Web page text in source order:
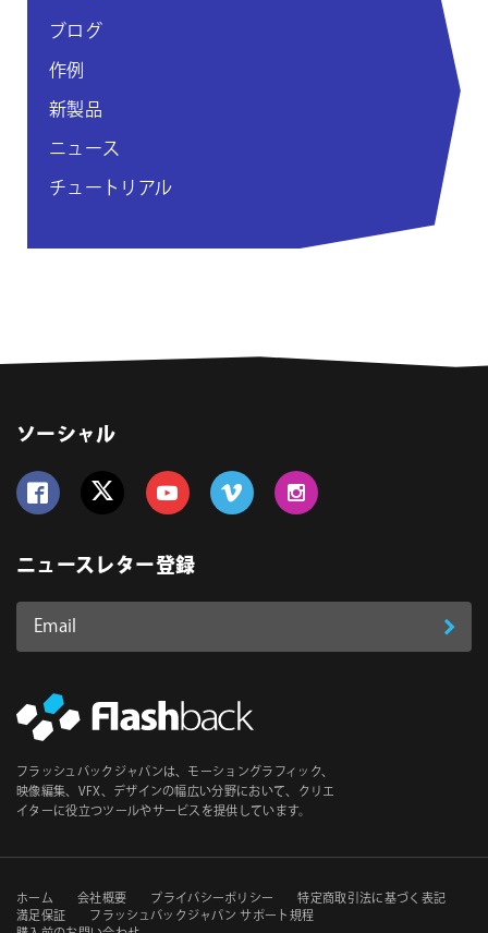
ブログ
作例
新製品
ニュース
チュートリアル
ソーシャル
ニュースレター登録
Email
ス
必
須
登
フラッシュバックジャパンは、モーショングラフィック、
映像編集、VFX、デザインの幅広い分野において、クリエ
イターに役立つツールやサービスを提供しています。
セ
ホーム 会社概要 プライバシーポリシー
特定商取引法に基づく表記
満足保証
フラッシュバックジャパン サポート規程